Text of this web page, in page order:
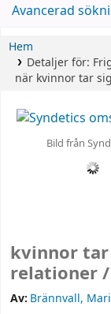
Avancerad
Hem
Detaljer för:
när kvinnor tar
Bild från
kvinnor tar
relationer /
Av: Brännvall, Mari